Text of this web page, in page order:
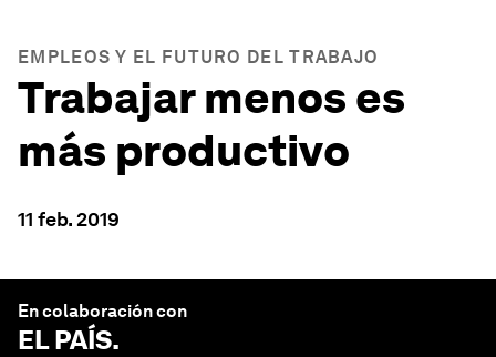
EMPLEOS Y EL FUTURO DEL TRABAJO
Trabajar menos es
más productivo
11 feb. 2019
En colaboración con
EL PAÍS.